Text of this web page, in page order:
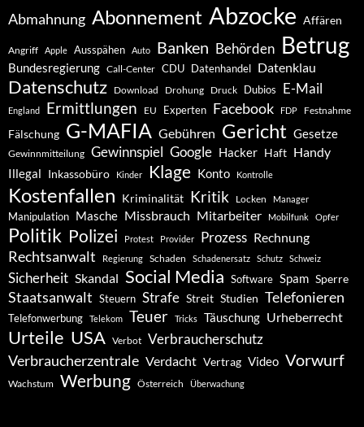
Abmahnung Abonnement Abzocke Affären
Angriff Apple Ausspähen Auto Banken Behörden Betrug
Bundesregierung Call-Center CDU Datenhandel Datenklau
Datenschutz Download Drohung Druck Dubios E-Mail
England Ermittlungen EU Experten Facebook FDP Festnahme
Fälschung G-MAFIA Gebühren Gericht Gesetze
Gewinnmitteilung Gewinnspiel Google Hacker Haft Handy
Illegal Inkassobüro Kinder Klage Konto Kontrolle
Kostenfallen Kriminalität Kritik Locken Manager
Manipulation Masche Missbrauch Mitarbeiter Mobilfunk Opfer
Politik Polizei Protest Provider Prozess Rechnung
Rechtsanwalt Regierung Schaden Schadenersatz Schutz Schweiz
Sicherheit Skandal Social Media Software Spam Sperre
Staatsanwalt Steuern Strafe Streit Studien Telefonieren
Telefonwerbung Telekom Teuer Tricks Täuschung Urheberrecht
Urteile USA Verbot Verbraucherschutz
Verbraucherzentrale Verdacht Vertrag Video Vorwurf
Wachstum Werbung Österreich Überwachung